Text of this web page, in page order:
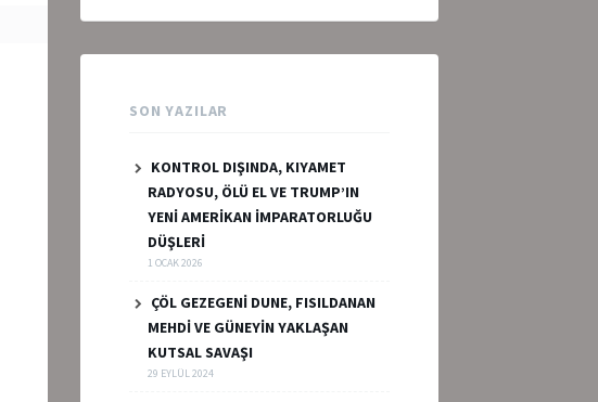
SON YAZILAR
KONTROL DIŞINDA, KIYAMET
RADYOSU, ÖLÜ EL VE TRUMP’IN
YENİ AMERİKAN İMPARATORLUĞU
DÜŞLERİ
1 OCAK 2026
ÇÖL GEZEGENİ DUNE, FISILDANAN
MEHDİ VE GÜNEYİN YAKLAŞAN
KUTSAL SAVAŞI
29 EYLÜL 2024